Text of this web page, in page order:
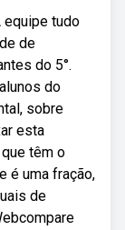
equipe tudo
de
do 5°.
do
sobre
esta
têm o
é uma fração,
de